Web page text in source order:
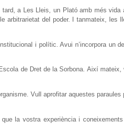
a Les Lleis, un Plató amb més vida
arbitrarietat del poder. I tanmateix, les
i polític. Avui n’incorpora un
de Dret de la Sorbona. Així mateix,
Vull aprofitar aquestes paraules
la vostra experiència i coneixements